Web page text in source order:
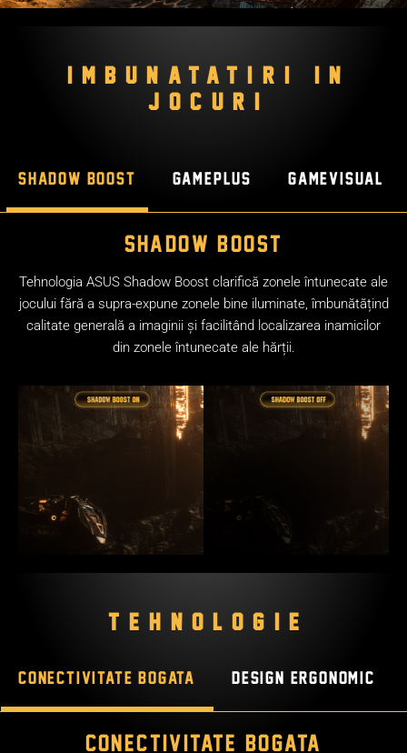
IMBUNATATIRI IN
JOCURI
Shadow Boost GamePlus GameVisual
Shadow Boost
Tehnologia ASUS Shadow Boost clarifică zonele întunecate ale
jocului fără a supra-expune zonele bine iluminate, îmbunătățind
calitate generală a imaginii și facilitând localizarea inamicilor
din zonele întunecate ale hărții.
TEHNOLOGIE
Conectivitate bogata Design ergonomic
Conectivitate bogata